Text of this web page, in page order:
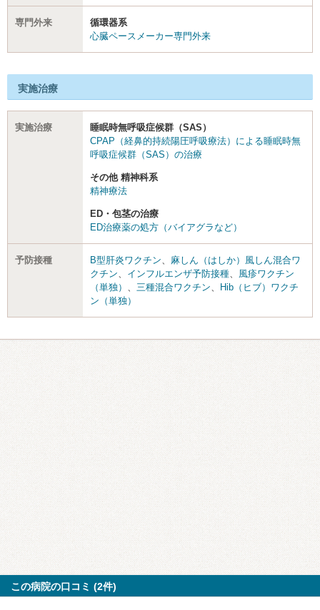
専門外来
循環器系
心臓ペースメーカー専門外来
実施治療
実施治療
睡眠時無呼吸症候群（SAS）
CPAP（経鼻的持続陽圧呼吸療法）による睡眠時無
呼吸症候群（SAS）の治療
その他 精神科系
精神療法
ED・包茎の治療
ED治療薬の処方（バイアグラなど）
予防接種 B型肝炎ワクチン、 麻しん（はしか）風しん混合ワ
クチン、 インフルエンザ予防接種、 風疹ワクチン
（単独） 、 三種混合ワクチン、
Hib（ヒブ）ワクチ
ン（単独）
この病院の口コミ (2件)